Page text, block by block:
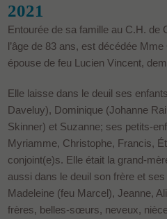
2021
Entourée de sa famille au C.H. de
l’âge de 83 ans, est décédée
épouse de feu Lucien Vincent,
Elle laisse dans le deuil ses
Daveluy), Dominique (Johanne
Skinner) et Suzanne; ses petits-
Myriamme, Christophe, Francis,
conjoint(e)s. Elle était la grand-
aussi dans le deuil son frère et
Madeleine (feu Marcel), Jeanne,
frères, belles-sœurs, neveux,